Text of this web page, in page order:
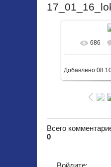
В
686
Добавлено
Всего
0
Войдите: